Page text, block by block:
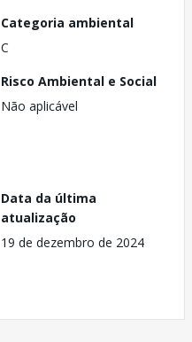
Categoria ambiental
C
Risco Ambiental e Social
Não aplicável
Data da última
atualização
19 de dezembro de 2024